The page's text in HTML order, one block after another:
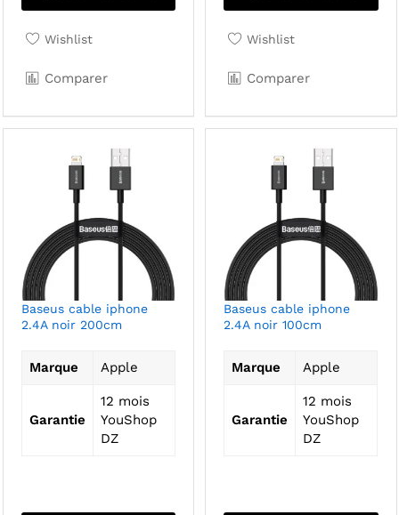
Wishlist
Comparer
Wishlist
Comparer
Baseus cable iphone
2.4A noir 200cm
Marque Apple
Garantie
12 mois
YouShop
DZ
Baseus cable iphone
2.4A noir 100cm
Marque Apple
Garantie
12 mois
YouShop
DZ